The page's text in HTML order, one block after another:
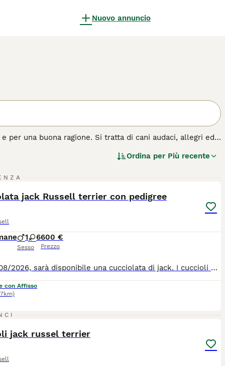
Nuovo annuncio
per una buona ragione. Si tratta di cani audaci, allegri ed
di cane.
Ordina per Più recente
jack Russell terrier con pedigree
1 6
Sesso
600 €
Prezzo
Dal 05/08/2026, sarà disponibile una cucciolata di jack. I cuccioli saranno consegnati, con Loi, libretto sanitario, due vaccini . Hanno effettuato trattamenti per i vermi, antiparassitario , e prevenzione filaria,tutto riportato sul loro libretto sanitario. Genitori visibili. Per qualsiasi informazione, ci potete scrivere sul sito come primo contatto, per il resto delle informazioni contattatemi al numero di telefono comunicatovi, diversamente non rispondiamo, non sono oggetti , ma creature viventi . È un nostro dovere sapere con chi abbiamo a che fare, e un vostro diritto sapere con chi avete a che fare, anche se il sito vi fa tutte le informazioni veritiere e importanti. Vi aspettiamo , per una visita alla cucciolata, senza impegno.
con Affisso
jack russel terrier